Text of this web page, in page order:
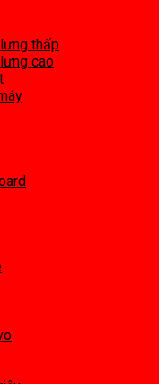
thấp
cao